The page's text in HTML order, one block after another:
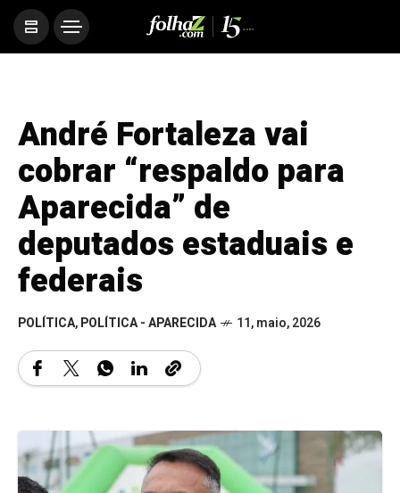
André Fortaleza vai
cobrar “respaldo para
Aparecida” de
deputados estaduais e
federais
POLÍTICA,POLÍTICA - APARECIDA 11, maio, 2026